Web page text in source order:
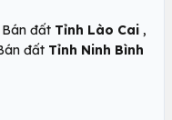
Bán đất Tỉnh Lào Cai ,
đất Tỉnh Ninh Bình